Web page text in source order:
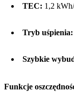
TEC: 1,2
Tryb uśpienia:
Szybkie
Funkcje